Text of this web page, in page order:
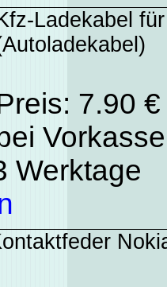
Ladekabel
7.90
bei
Werktage